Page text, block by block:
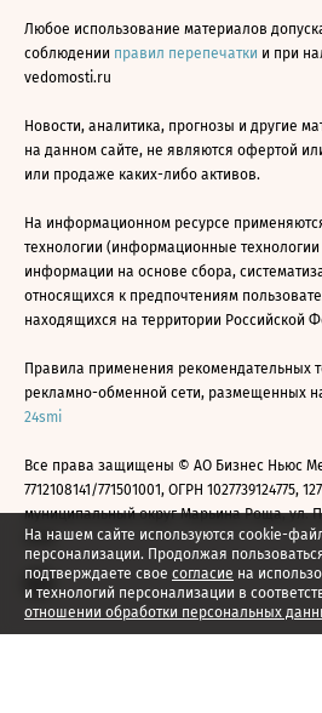
На нашем сайте используются cookie-
персонализации. Продолжая
подтверждаете свое согласие на
и технологий персонализации в
отношении обработки персональных
Любое использование материалов
соблюдении правил перепечатки и при
vedomosti.ru
Новости, аналитика, прогнозы и другие
на данном сайте, не являются офертой
или продаже каких-либо активов.
На информационном ресурсе
технологии (информационные
информации на основе сбора,
относящихся к предпочтениям
находящихся на территории Российской
Правила применения рекомендательных
рекламно-обменной сети, размещенных
24smi
Все права защищены © АО Бизнес Ньюс
7712108141/771501001, ОГРН 1027739124775,
муниципальный округ Марьина Роща, ул.
2026